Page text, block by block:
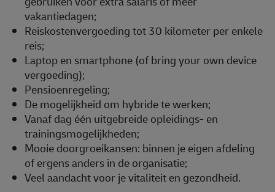
vakantiedagen;
Reiskostenvergoeding tot 30 kilometer per enkele
reis;
Laptop en smartphone (of bring your own device
vergoeding);
Pensioenregeling;
De mogelijkheid om hybride te werken;
Vanaf dag één uitgebreide opleidings- en
trainingsmogelijkheden;
Mooie doorgroeikansen: binnen je eigen afdeling
of ergens anders in de organisatie;
Veel aandacht voor je vitaliteit en gezondheid.